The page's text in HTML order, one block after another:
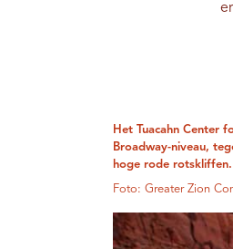
Het Tuacahn Center
Broadway-niveau,
hoge rode rotskliffen.
Foto: Greater Zion